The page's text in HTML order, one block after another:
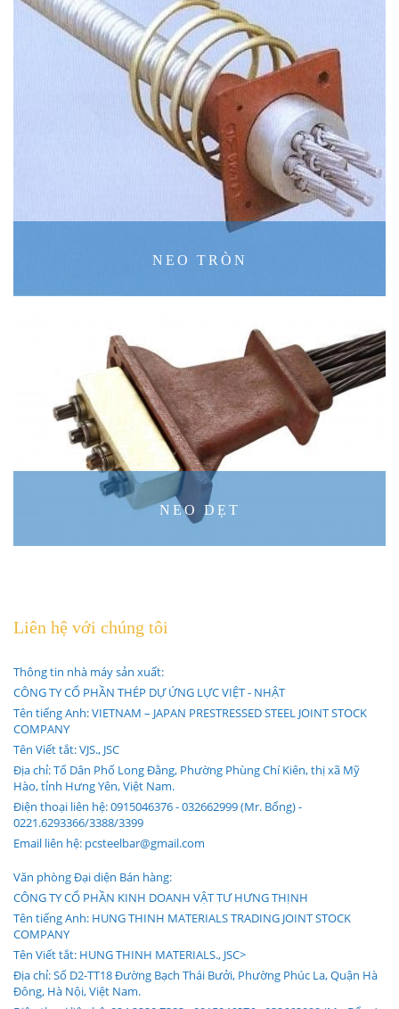
NEO TRÒN
NEO DẸT
Liên hệ với chúng tôi
Thông tin nhà máy sản xuất:
CÔNG TY CỔ PHẦN THÉP DỰ ỨNG LỰC VIỆT - NHẬT
Tên tiếng Anh: VIETNAM – JAPAN PRESTRESSED STEEL JOINT STOCK
COMPANY
Tên Viết tắt: VJS., JSC
Địa chỉ: Tổ Dân Phố Long Đằng, Phường Phùng Chí Kiên, thị xã Mỹ
Hào, tỉnh Hưng Yên, Việt Nam.
Điện thoại liên hệ: 0915046376 - 032662999 (Mr. Bổng) -
0221.6293366/3388/3399
Email liên hệ: pcsteelbar@gmail.com
Văn phòng Đại diện Bán hàng:
CÔNG TY CỔ PHẦN KINH DOANH VẬT TƯ HƯNG THỊNH
Tên tiếng Anh: HUNG THINH MATERIALS TRADING JOINT STOCK
COMPANY
Tên Viết tắt: HUNG THINH MATERIALS., JSC>
Địa chỉ: Số D2-TT18 Đường Bạch Thái Bưởi, Phường Phúc La, Quận Hà
Đông, Hà Nội, Việt Nam.